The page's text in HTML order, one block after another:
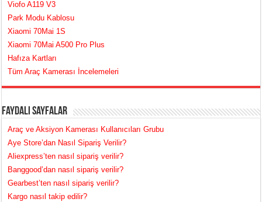
Viofo A119 V3
Park Modu Kablosu
Xiaomi 70Mai 1S
Xiaomi 70Mai A500 Pro Plus
Hafıza Kartları
Tüm Araç Kamerası İncelemeleri
Faydalı Sayfalar
Araç ve Aksiyon Kamerası Kullanıcıları Grubu
Aye Store’dan Nasıl Sipariş Verilir?
Aliexpress’ten nasıl sipariş verilir?
Banggood’dan nasıl sipariş verilir?
Gearbest’ten nasıl sipariş verilir?
Kargo nasıl takip edilir?